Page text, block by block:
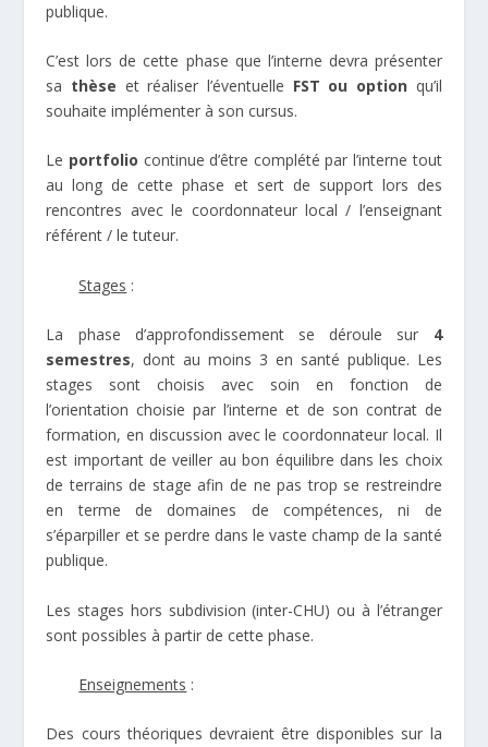
publique.
C’est lors de cette phase que l’interne devra présenter
sa thèse et réaliser l’éventuelle FST ou option qu’il
souhaite implémenter à son cursus.
Le portfolio continue d’être complété par l’interne tout
au long de cette phase et sert de support lors des
rencontres avec le coordonnateur local / l’enseignant
référent / le tuteur.
Stages :
La phase d’approfondissement se déroule sur 4
semestres, dont au moins 3 en santé publique. Les
stages sont choisis avec soin en fonction de
l’orientation choisie par l’interne et de son contrat de
formation, en discussion avec le coordonnateur local. Il
est important de veiller au bon équilibre dans les choix
de terrains de stage afin de ne pas trop se restreindre
en terme de domaines de compétences, ni de
s’éparpiller et se perdre dans le vaste champ de la santé
publique.
Les stages hors subdivision (inter-CHU) ou à l’étranger
sont possibles à partir de cette phase.
Enseignements :
Des cours théoriques devraient être disponibles sur la